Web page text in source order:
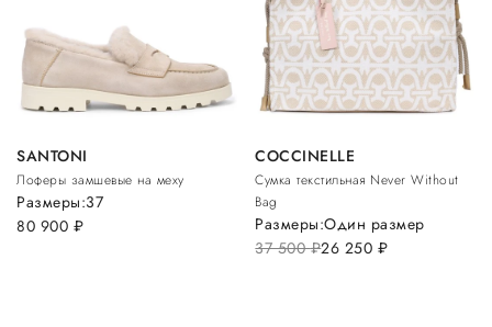
SANTONI
Лоферы замшевые на меху
80 900 руб.
Размеры:37
COCCINELLE
Сумка текстильная Never Without
Bag
37 500руб.26 250 руб.
Размеры:Один размер